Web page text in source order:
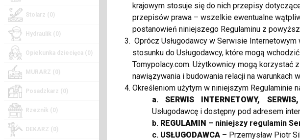
krajowym stosuje się do nich przepisy
przepisów prawa – wszelkie ewentualne
postanowień niniejszego Regulaminu z
Oprócz Usługodawcy w Serwisie
stosunku do Usługodawcy, które mogą
Tomypolacy.com. Użytkownicy mogą korzystać
nawiązywania i budowania relacji na warunkach
Określeniom użytym w niniejszym Regulaminie
a. SERWIS INTERNETOWY,
Usługodawcę i dostępny pod adresem
b. REGULAMIN – niniejszy regulamin
c. USŁUGODAWCA– Przemysław Piotr
Stolarz (0)
Hydraulik (0)
Opiekunka dziecięca (0)
MURARZ (0)
Posadzkarz (0)
Rzeznik (0)
DEKARZ (0)